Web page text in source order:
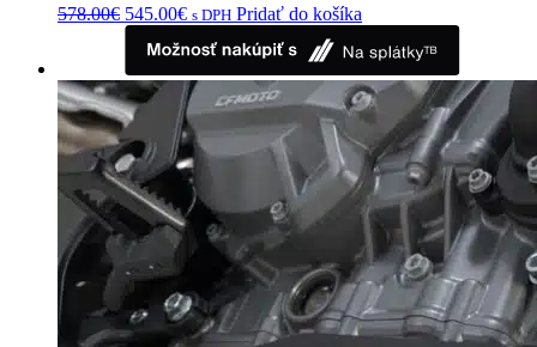
578.00€ Pôvodná
cena
bola:
578.00€.
545.00€Aktuálna
je:
545.00€.
s DPH Pridať do košíka